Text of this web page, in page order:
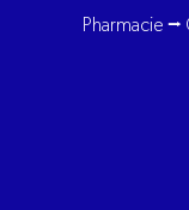
Pharmacie ⭢